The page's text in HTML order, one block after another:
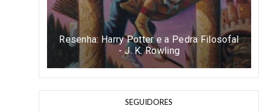
Resenha: Harry Potter e a Pedra Filosofal
- J. K. Rowling
SEGUIDORES